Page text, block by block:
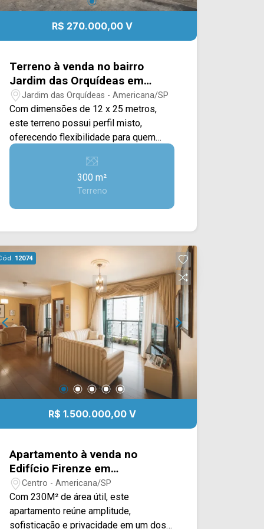
R$ 270.000,00 V
Terreno à venda no bairro
Jardim das Orquídeas em
Americana/SP
Jardim das Orquídeas - Americana/SP
Com dimensões de 12 x 25 metros,
este terreno possui perfil misto,
oferecendo flexibilidade para quem
deseja construir uma residência ou
investir em um projeto comercial,
conforme a sua necessidade.
Localizado em uma região com
potencial de desenvolvimento e
busca um espaço bem dimensionado
para tirar projetos do papel. ? 300 m² de
área (12 x 25 m) ? Perfil misto ? Aceita
financiamento ? Estuda permuta Entre
em contato com a equipe da Arbix
Imóveis e saiba mais! WhatsApp e
Telefone: (19) 3475-4546 ARBIX
IMÓVEIS ? Presente em cada mudança!
300 m²
Terreno
12074
R$ 1.500.000,00 V
Apartamento à venda no
Edifício Firenze em
Americana/SP
Centro - Americana/SP
Com 230M² de área útil, este
apartamento reúne amplitude,
sofisticação e privacidade em um dos